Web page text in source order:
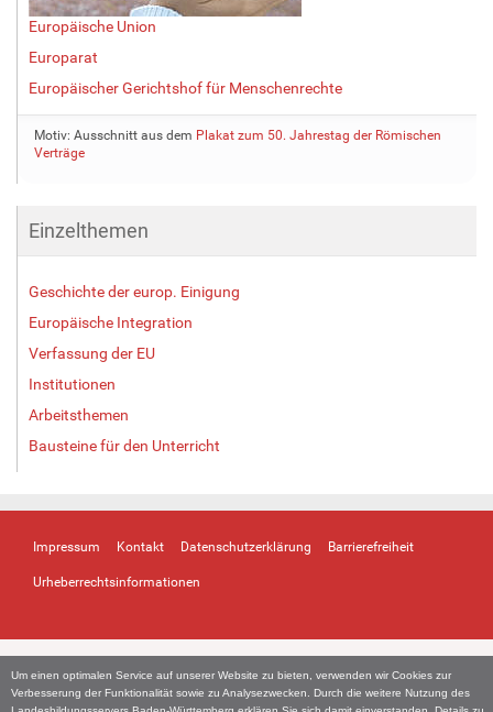
Um einen optimalen Service auf unserer Website zu bieten, verwenden wir Cookies zur
Verbesserung der Funktionalität sowie zu Analysezwecken. Durch die weitere Nutzung des
Europäische Union
Europarat
Europäischer Gerichtshof für Menschenrechte
Motiv: Ausschnitt aus dem Plakat zum 50. Jahrestag der Römischen
Verträge
Einzelthemen
Geschichte der europ. Einigung
Europäische Integration
Verfassung der EU
Institutionen
Arbeitsthemen
Bausteine für den Unterricht
Impressum Kontakt Datenschutzerklärung Barrierefreiheit
Urheberrechtsinformationen